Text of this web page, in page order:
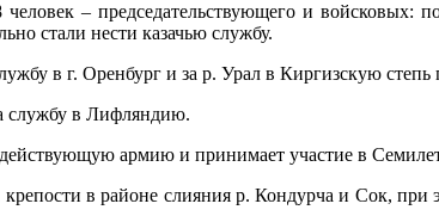
– председательствующего и войсковых:
стали нести казачью службу.
в г. Оренбург и за р. Урал в Киргизскую
службу в Лифляндию.
армию и принимает участие в
в районе слияния р. Кондурча и Сок,